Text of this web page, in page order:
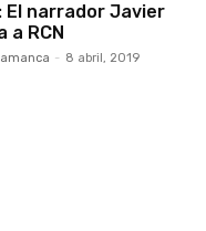
El narrador Javier
a RCN
- 8 abril, 2019